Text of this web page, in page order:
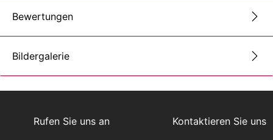
Bewertungen
Bildergalerie
Rufen Sie uns an Kontaktieren Sie uns